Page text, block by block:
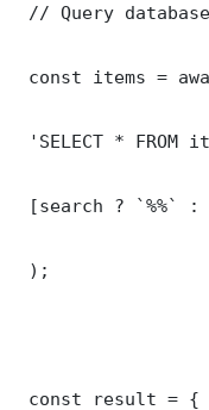
// Query database
const items =
'SELECT * FROM
[search ?
);
const result = {